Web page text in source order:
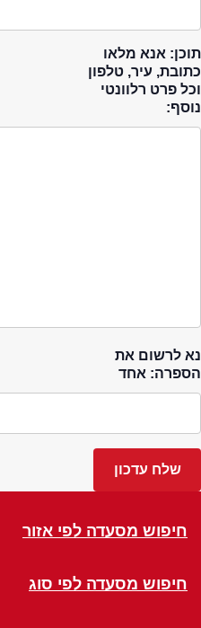
תוכן: אנא מלאו
כתובת, עיר, טלפון
וכל פרט רלוונטי
נוסף:
נא לרשום את
הספרה: אחד
חיפוש מסעדה לפי אזור
חיפוש מסעדה לפי סוג